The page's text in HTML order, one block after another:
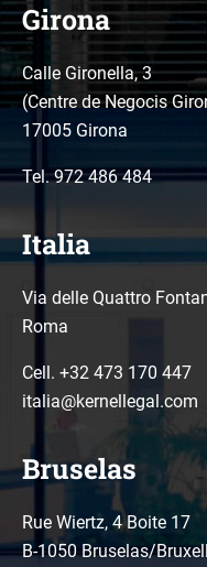
Girona
Calle Gironella, 3
(Centre de Negocis
17005 Girona
Tel.972 486 484
Italia
Via delle Quattro
Roma
Cell. +32 473 170 447
italia@kernellegal.com
Bruselas
Rue Wiertz, 4 Boite 17
B-1050 Bruselas/